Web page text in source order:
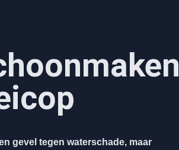
gevel tegen waterschade, maar